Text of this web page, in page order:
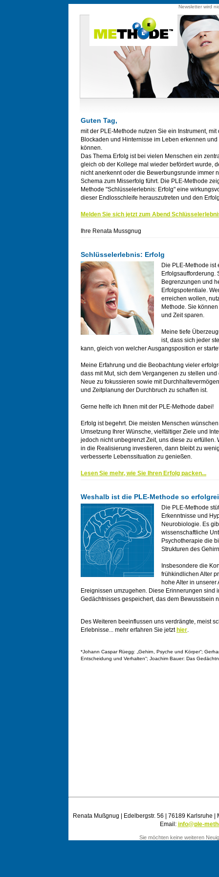
Newsletter wird
Guten Tag,
mit der PLE-Methode nutzen Sie ein Instrument, mit
Blockaden und Hinternisse im Leben erkennen
können.
Das Thema Erfolg ist bei vielen Menschen ein
gleich ob der Kollege mal wieder befördert wurde,
nicht anerkennt oder die Bewerbungsrunde immer
Schema zum Misserfolg führt. Die PLE-Methode
Methode "Schlüsselerlebnis: Erfolg" eine
dieser Endlosschleife herauszutreten und den
Melden Sie sich jetzt zum Abend
Ihre Renata Mussgnug
Schlüsselerlebnis: Erfolg
Die PLE-Methode ist
Erfolgsaufforderung.
Begrenzungen und
Erfolgspotentiale.
erreichen wollen,
Methode. Sie
und Zeit sparen.
Meine tiefe
ist, dass sich jeder
kann, gleich von welcher Ausgangsposition er
Meine Erfahrung und die Beobachtung vieler
dass mit Mut, sich dem Vergangenen zu stellen
Neue zu fokussieren sowie mit
und Zeitplanung der Durchbruch zu schaffen ist.
Gerne helfe ich Ihnen mit der PLE-Methode dabei!
Erfolg ist begehrt. Die meisten Menschen
Umsetzung Ihrer Wünsche, vielfältiger Ziele und
jedoch nicht unbegrenzt Zeit, uns diese zu erfüllen.
in die Realisierung investieren, dann bleibt zu
verbesserte Lebenssituation zu genießen.
Lesen Sie mehr, wie Sie Ihren Erfolg packen...
Weshalb ist die PLE-Methode so
Die PLE-Methode
Erkenntnisse und
Neurobiologie. Es
wissenschaftliche
Psychotherapie die
Strukturen des
Insbesondere die
frühkindlichen Alter
hohe Alter in unserer
Ereignissen umzugehen. Diese Erinnerungen sind
Gedächtnisses gespeichert, das dem Bewusstsein
Des Weiteren beeinflussen uns verdrängte, meist
Erlebnisse... mehr erfahren Sie jetzt hier.
*Johann Caspar Rüegg: „Gehirn, Psyche und Körper“;
Entscheidung und Verhalten“; Joachim Bauer: Das
Renata Mußgnug | Edelbergstr. 56 | 76189 Karlsruhe
Email: info@ple-
Sie möchten keine weiteren